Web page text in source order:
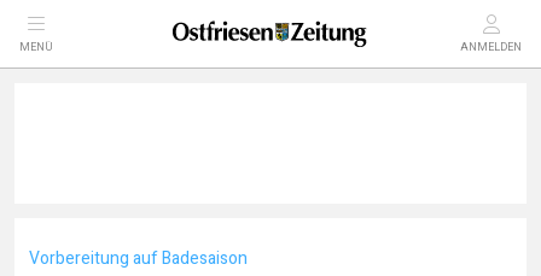
MENÜ ANMELDEN
Vorbereitung auf Badesaison